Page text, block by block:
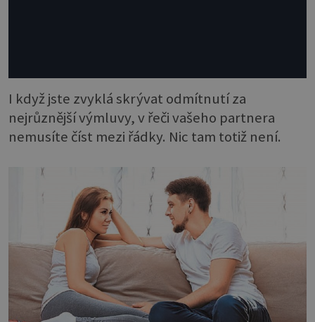
I když jste zvyklá skrývat odmítnutí za
nejrůznější výmluvy, v řeči vašeho partnera
nemusíte číst mezi řádky. Nic tam totiž není.